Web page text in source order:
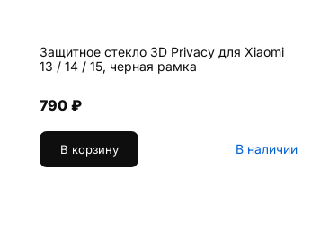
Защитное стекло 3D Privacy для Xiaomi
13 / 14 / 15, черная рамка
790 ₽
В корзину В наличии